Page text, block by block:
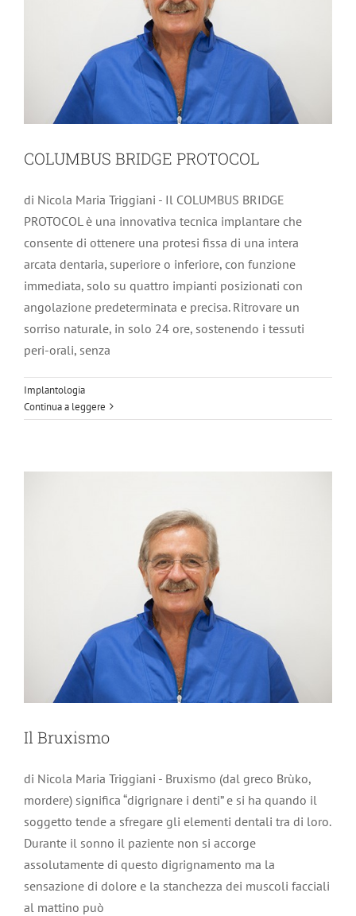
COLUMBUS BRIDGE PROTOCOL
di Nicola Maria Triggiani - Il COLUMBUS BRIDGE
PROTOCOL è una innovativa tecnica implantare che
consente di ottenere una protesi fissa di una intera
arcata dentaria, superiore o inferiore, con funzione
immediata, solo su quattro impianti posizionati con
angolazione predeterminata e precisa. Ritrovare un
sorriso naturale, in solo 24 ore, sostenendo i tessuti
peri-orali, senza
Implantologia
Continua a leggere
Il Bruxismo
di Nicola Maria Triggiani - Bruxismo (dal greco Brùko,
mordere) significa “digrignare i denti” e si ha quando il
soggetto tende a sfregare gli elementi dentali tra di loro.
Durante il sonno il paziente non si accorge
assolutamente di questo digrignamento ma la
sensazione di dolore e la stanchezza dei muscoli facciali
al mattino può